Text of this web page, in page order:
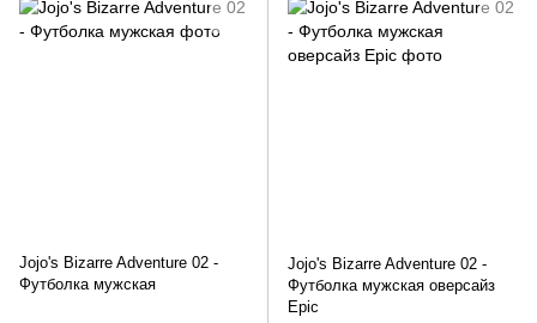
Jojo's Bizarre Adventure 02 -
Футболка мужская
Jojo's Bizarre Adventure 02 -
Футболка мужская оверсайз
Epic